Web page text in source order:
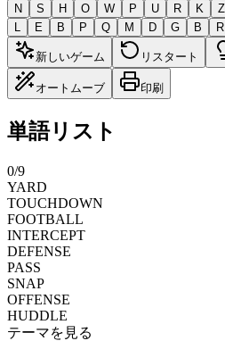
N
S H O W P U R K Z
L
E B P Q M D G B R
新しいゲーム リスタート
オートムーブ 印刷
単語リスト
0/9
YARD
TOUCHDOWN
FOOTBALL
INTERCEPT
DEFENSE
PASS
SNAP
OFFENSE
HUDDLE
テーマを見る